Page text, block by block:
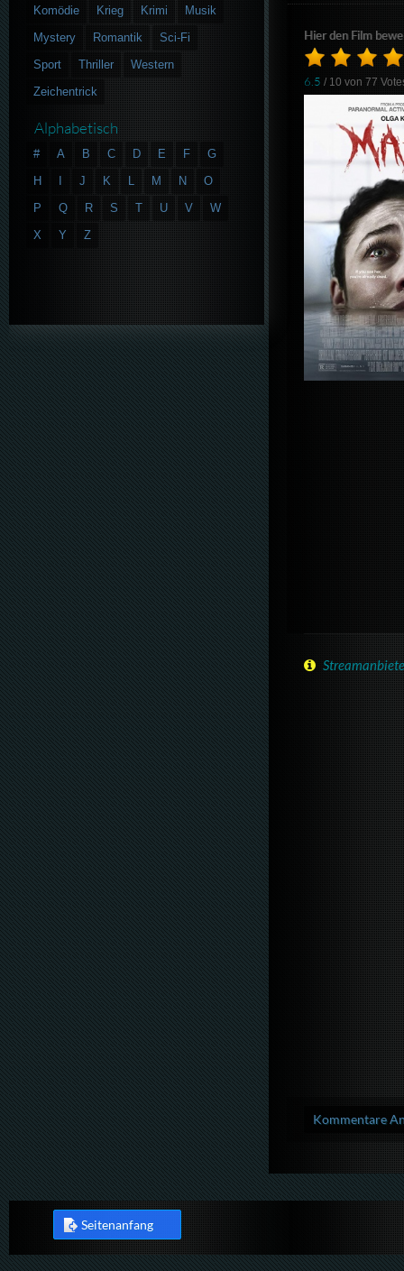
Hier den Film
6.5 / 10 von77
Kommentare
Komödie
Krieg Krimi
Musik
Mystery
Romantik
Sci-Fi
Sport
Thriller
Western
Zeichentrick
Alphabetisch
# A B C D E F
G
H
J K L M N
O
P
Q R S T U V
W
X
Y Z
Seitenanfang